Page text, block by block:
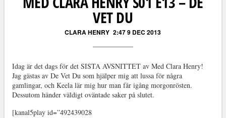
VET DU
CLARA HENRY 2:47 9 DEC 2013
Idag är det dags för det SISTA AVSNITTET av Med Clara Henry!
Jag gästas av De Vet Du som hjälper mig att lussa för några
gamlingar, och Keela lär mig hur man får igång morgonrösten.
Dessutom händer väldigt oväntade saker på slutet.
[kanal5play id=”492439028